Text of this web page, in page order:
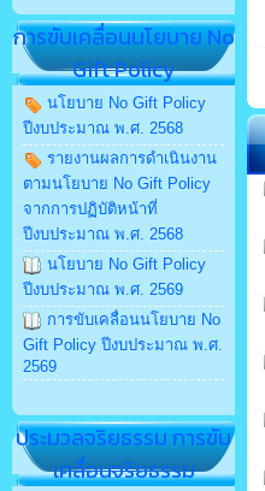
การขับเคลื่อนนโยบาย No
Gift Policy
นโยบาย No Gift Policy
ปีงบประมาณ พ.ศ. 2568
รายงานผลการดำเนินงาน
ตามนโยบาย No Gift Policy
จากการปฏิบัติหน้าที่
ปีงบประมาณ พ.ศ. 2568
นโยบาย No Gift Policy
ปีงบประมาณ พ.ศ. 2569
การขับเคลื่อนนโยบาย No
Gift Policy ปีงบประมาณ พ.ศ.
2569
ประมวลจริยธรรม การขับ
เคลื่อนจริยธรรม